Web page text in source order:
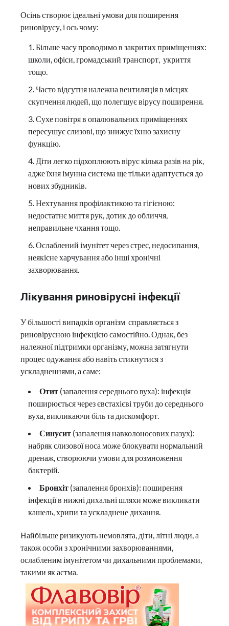
Осінь створює ідеальні умови для поширення
риновірусу, і ось чому:
Більше часу проводимо в закритих приміщеннях:
школи, офіси, громадський транспорт, укриття
тощо.
Часто відсутня належна вентиляція в місцях
скупчення людей, що полегшує вірусу поширення.
Сухе повітря в опалювальних приміщеннях
пересушує слизові, що знижує їхню захисну
функцію.
Діти легко підхоплюють вірус кілька разів на рік,
адже їхня імунна система ще тільки адаптується до
нових збудників.
Нехтування профілактикою та гігієною:
недостатнє миття рук, дотик до обличчя,
неправильне чхання тощо.
Ослаблений імунітет через стрес, недосипання,
неякісне харчування або інші хронічні
захворювання.
Лікування риновірусні інфекції
У більшості випадків організм справляється з
риновірусною інфекцією самостійно. Однак, без
належної підтримки організму, можна затягнути
процес одужання або навіть стикнутися з
ускладненнями, а саме:
Отит (запалення середнього вуха): інфекція
поширюється через євстахієві труби до середнього
вуха, викликаючи біль та дискомфорт.
Синусит (запалення навколоносових пазух):
набряк слизової носа може блокувати нормальний
дренаж, створюючи умови для розмноження
бактерій.
Бронхіт (запалення бронхів): поширення
інфекції в нижні дихальні шляхи може викликати
кашель, хрипи та ускладнене дихання.
Найбільше ризикують немовлята, діти, літні люди, а
також особи з хронічними захворюваннями,
ослабленим імунітетом чи дихальними проблемами,
такими як астма.